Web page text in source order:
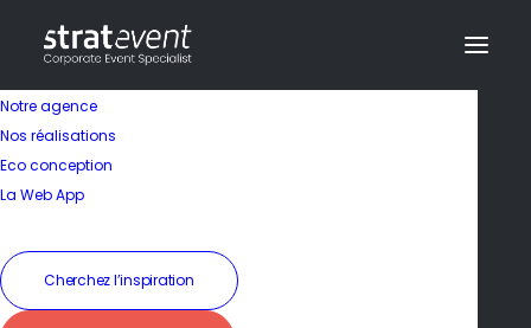
Notre agence
Nos réalisations
Eco conception
La Web App
Cherchez l’inspiration